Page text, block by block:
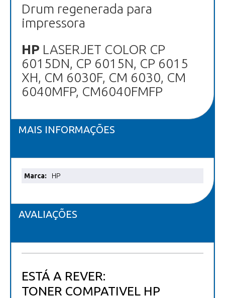
Drum regenerada para
impressora
HP LASERJET COLOR CP
6015DN, CP 6015N, CP 6015
XH, CM 6030F, CM 6030, CM
6040MFP, CM6040FMFP
MAIS INFORMAÇÕES
Mais
HP
AVALIAÇÕES
ESTÁ A REVER:
TONER COMPATIVEL HP